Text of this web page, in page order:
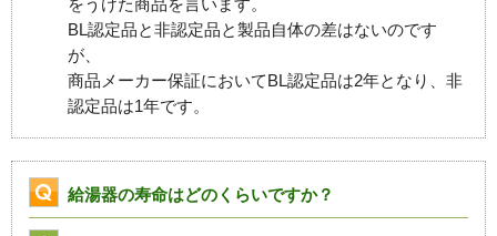
BL認定品と非認定品と製品自体の差はないのです
が、
商品メーカー保証においてBL認定品は2年となり、非
認定品は1年です。
給湯器の寿命はどのくらいですか？